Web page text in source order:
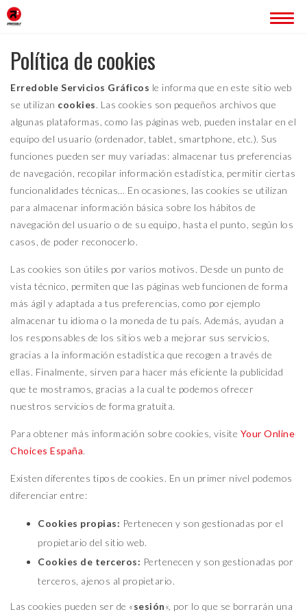
INICIO
ERREDOBLE
SERVICIOS
IMAGEN CORPORATIVA
PÁGINAS WEB
ROTULACIÓN
PUBLICIDAD
PROYECTOS
CONTACTO
Política de cookies
Erredoble Servicios Gráficos le informa que en este sitio web
se utilizan cookies. Las cookies son pequeños archivos que
algunas plataformas, como las páginas web, pueden instalar en el
equipo del usuario (ordenador, tablet, smartphone, etc.). Sus
funciones pueden ser muy variadas: almacenar tus preferencias
de navegación, recopilar información estadística, permitir ciertas
funcionalidades técnicas… En ocasiones, las cookies se utilizan
para almacenar información básica sobre los hábitos de
navegación del usuario o de su equipo, hasta el punto, según los
casos, de poder reconocerlo.
Las cookies son útiles por varios motivos. Desde un punto de
vista técnico, permiten que las páginas web funcionen de forma
más ágil y adaptada a tus preferencias, como por ejemplo
almacenar tu idioma o la moneda de tu país. Además, ayudan a
los responsables de los sitios web a mejorar sus servicios,
gracias a la información estadística que recogen a través de
ellas. Finalmente, sirven para hacer más eficiente la publicidad
que te mostramos, gracias a la cual te podemos ofrecer
nuestros servicios de forma gratuita.
Para obtener más información sobre cookies, visite Your Online
Choices España.
Existen diferentes tipos de cookies. En un primer nivel podemos
diferenciar entre:
Cookies propias: Pertenecen y son gestionadas por el
propietario del sitio web.
Cookies de terceros: Pertenecen y son gestionadas por
terceros, ajenos al propietario.
Las cookies pueden ser de «sesión«, por lo que se borrarán una